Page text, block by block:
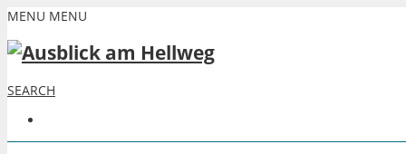
MENU MENU
SEARCH